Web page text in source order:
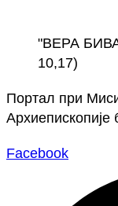
садржај
"ВЕРА
10,17)
Портал при
Архиепископије
Facebook